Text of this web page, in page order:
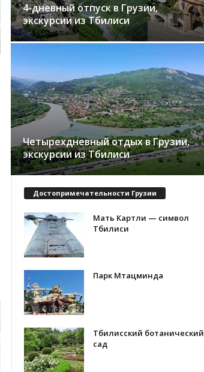
4-дневный отпуск в Грузии,
экскурсии из Тбилиси
Четырехдневный отдых в Грузии,
экскурсии из Тбилиси
Достопримечательности Грузии
Мать Картли — символ
Тбилиси
Парк Мтацминда
Тбилисский ботанический
сад